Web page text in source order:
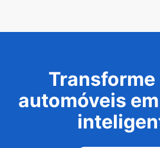
Transforme
automóveis